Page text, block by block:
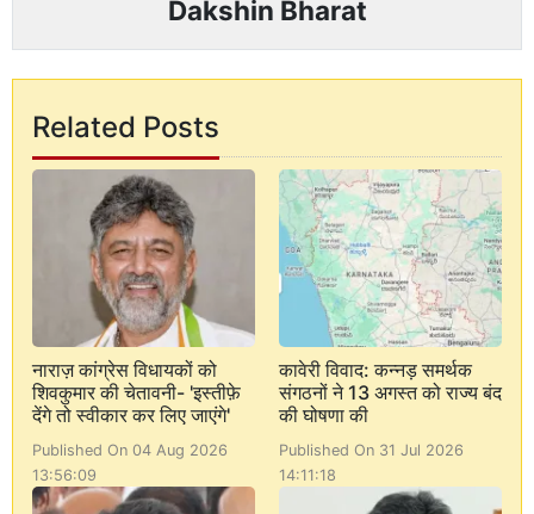
Dakshin Bharat
Related Posts
नाराज़ कांग्रेस विधायकों को
शिवकुमार की चेतावनी- 'इस्तीफ़े
देंगे तो स्वीकार कर लिए जाएंगे'
Published On 04 Aug 2026
13:56:09
कावेरी विवाद: कन्नड़ समर्थक
संगठनों ने 13 अगस्त को राज्य बंद
की घोषणा की
Published On 31 Jul 2026
14:11:18